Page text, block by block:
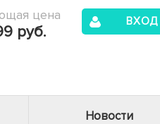
цена
руб.
ВХОД
Новости